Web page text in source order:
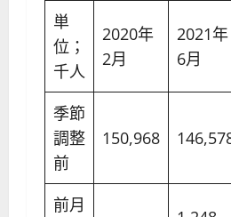
単
位；
千人
2020年
2月
2021年
6月
季節
調整
前
150,968 146,578
前月